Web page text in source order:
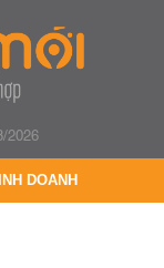
2026
DOANH